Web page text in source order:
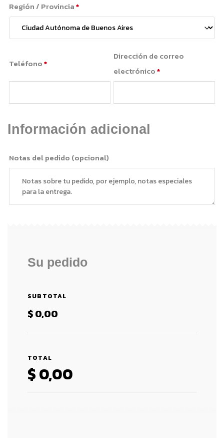
Región / Provincia*
Teléfono*
Dirección de correo
electrónico*
Información adicional
Notas del pedido (opcional)
Su pedido
SUBTOTAL
$0,00
TOTAL
$0,00